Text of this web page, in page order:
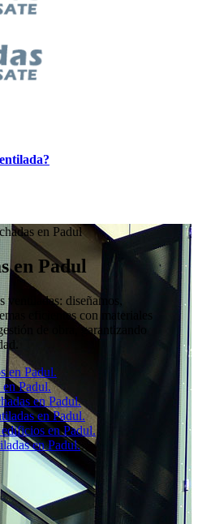
en Padul
en Padul
ventiladas: diseñamos,
eficientes con materiales
de obra, garantizando
en Padul.
Padul.
en Padul.
en Padul.
en Padul.
en Padul.